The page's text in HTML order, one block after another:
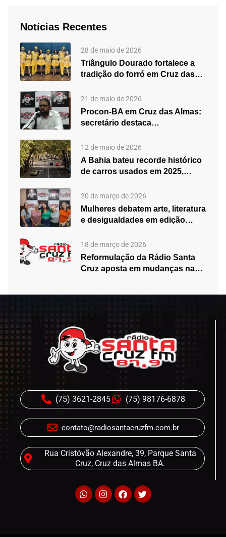
Notícias Recentes
28 de maio de 2026
Triângulo Dourado fortalece a
tradição do forró em Cruz das…
21 de maio de 2026
Procon-BA em Cruz das Almas:
secretário destaca
12 de maio de 2026
A Bahia bateu recorde histórico
de carros usados em 2025,…
20 de março de 2026
Mulheres debatem arte, literatura
e desigualdades em edição
18 de março de 2026
Reformulação da Rádio Santa
Cruz aposta em mudanças na
(75) 3621-2845 (75) 98176-6878
contato@radiosantacruzfm.com.br
Rua Cristóvão Alexandre, 39, Parque Santa
Cruz, Cruz das Almas BA.